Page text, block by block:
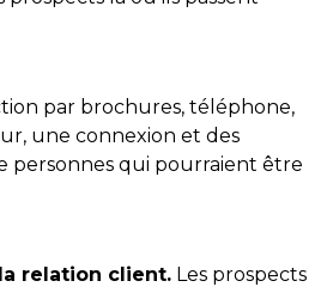
par brochures, téléphone,
une connexion et des
personnes qui pourraient être
relation client. Les prospects